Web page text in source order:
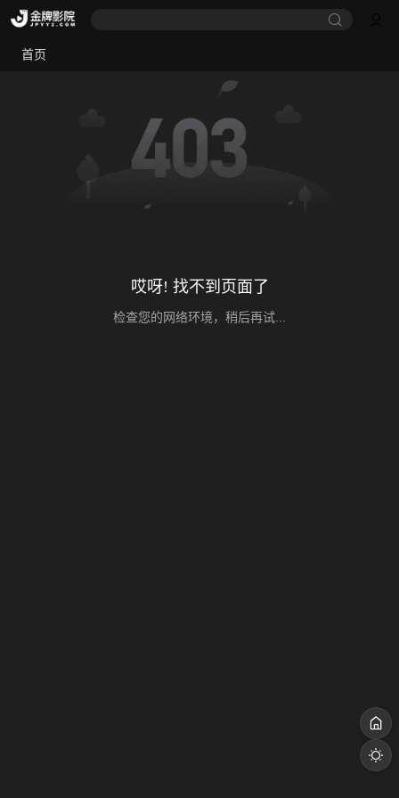
首页
哎呀! 找不到页面了
检查您的网络环境，稍后再试...